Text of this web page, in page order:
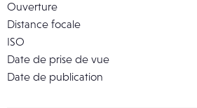
Ouverture
Distance focale
ISO
Date de prise de vue
Date de publication